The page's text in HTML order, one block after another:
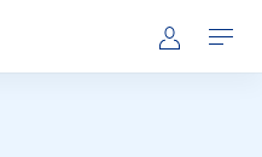
Mijn NS
Openen